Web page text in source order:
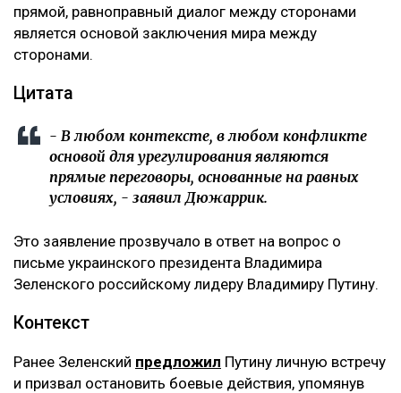
прямой, равноправный диалог между сторонами
является основой заключения мира между
сторонами.
Цитата
- В любом контексте, в любом конфликте
основой для урегулирования являются
прямые переговоры, основанные на равных
условиях, - заявил Дюжаррик.
Это заявление прозвучало в ответ на вопрос о
письме украинского президента Владимира
Зеленского российскому лидеру Владимиру Путину.
Контекст
Ранее Зеленский предложил Путину личную встречу
и призвал остановить боевые действия, упомянув